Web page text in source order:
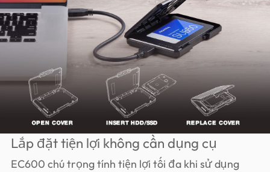
Lắp đặt tiện lợi không cần dụng cụ
EC600 chú trọng tính tiện lợi tối đa khi sử dụng